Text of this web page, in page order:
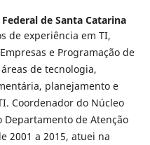
de Santa Catarina
de experiência em TI,
e Programação de
de tecnologia,
planejamento e
Coordenador do Núcleo
de Atenção
2001 a 2015, atuei na